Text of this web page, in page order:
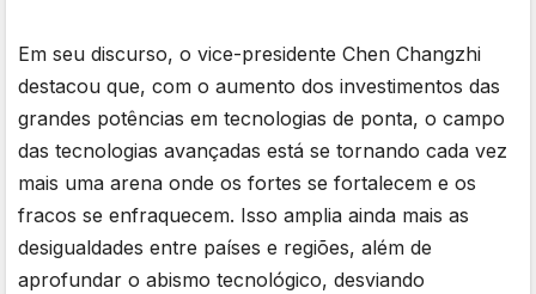
Em seu discurso, o vice-presidente Chen Changzhi
destacou que, com o aumento dos investimentos das
grandes potências em tecnologias de ponta, o campo
das tecnologias avançadas está se tornando cada vez
mais uma arena onde os fortes se fortalecem e os
fracos se enfraquecem. Isso amplia ainda mais as
desigualdades entre países e regiões, além de
aprofundar o abismo tecnológico, desviando